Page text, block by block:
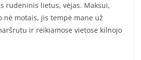
rudeninis lietus, vėjas. Maksui,
nė motais, jis tempė mane už
ir reikiamose vietose kilnojo